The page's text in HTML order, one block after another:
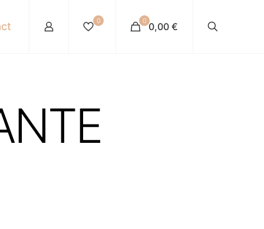
0 0 0,00 €